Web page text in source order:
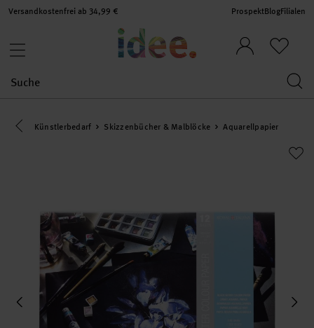
Versandkostenfrei ab 34,99 € ProspektBlogFilialen
Eine Kategorie zurück navigieren
Künstlerbedarf Skizzenbücher & Malblöcke Aquarellpapier